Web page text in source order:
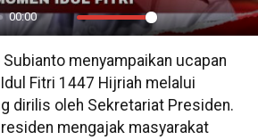
00:00
Mute Settings
PIP
menyampaikan ucapan
Fitri 1447 Hijriah melalui
dirilis oleh Sekretariat Presiden.
mengajak masyarakat